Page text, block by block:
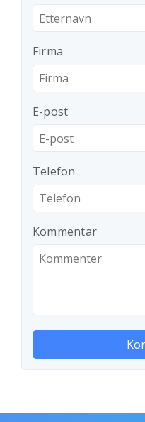
Firma
E-post
Telefon
Kommentar